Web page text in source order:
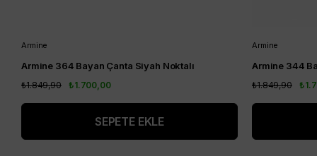
Armine
Armine 364 Bayan Çanta Siyah Noktalı
₺1.700,00
₺1.849,90
SEPETE EKLE
Armine
Armine 344
₺1.849,90